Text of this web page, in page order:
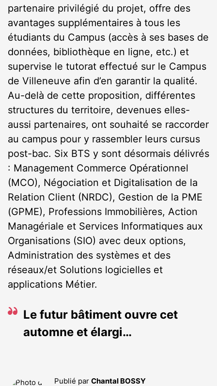
partenaire privilégié du projet, offre des
avantages supplémentaires à tous les
étudiants du Campus (accès à ses bases de
données, bibliothèque en ligne, etc.) et
supervise le tutorat effectué sur le Campus
de Villeneuve afin d’en garantir la qualité.
Au-delà de cette proposition, différentes
structures du territoire, devenues elles-
aussi partenaires, ont souhaité se raccorder
au campus pour y rassembler leurs cursus
post-bac. Six BTS y sont désormais délivrés
: Management Commerce Opérationnel
(MCO), Négociation et Digitalisation de la
Relation Client (NRDC), Gestion de la PME
(GPME), Professions Immobilières, Action
Managériale et Services Informatiques aux
Organisations (SIO) avec deux options,
Administration des systèmes et des
réseaux/et Solutions logicielles et
applications Métier.
Le futur bâtiment ouvre cet
automne et élargi…
Publié par Chantal BOSSY